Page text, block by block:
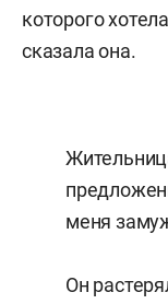
которого
сказала она.
меня
Он